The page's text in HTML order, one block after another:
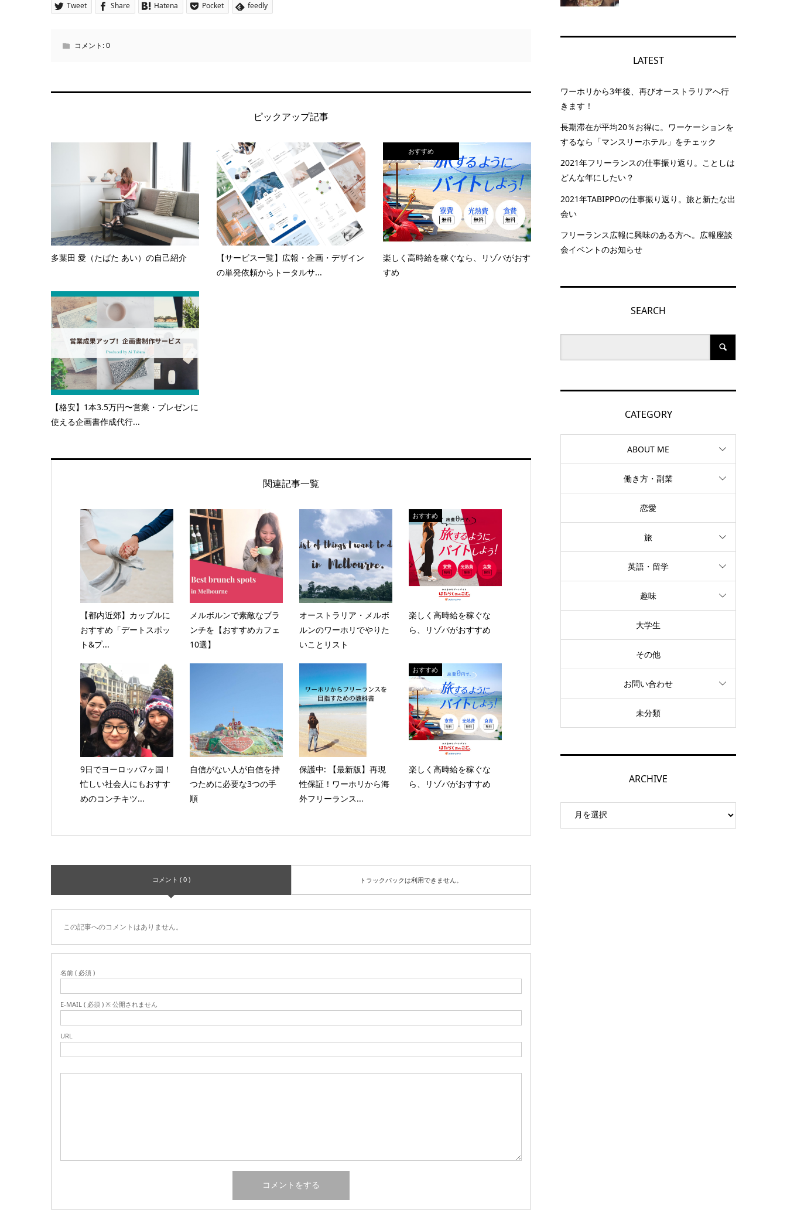
Tweet Share Hatena Pocket feedly
コメント:0
ピックアップ記事
多葉田 愛（たばた あい）の自己紹介
【サービス一覧】広報・企画・デザイン
の単発依頼からトータルサ...
おすすめ
楽しく高時給を稼ぐなら、リゾバがおす
すめ
【格安】1本3.5万円〜営業・プレゼンに
使える企画書作成代行...
関連記事一覧
【都内近郊】カップルに
おすすめ「デートスポッ
ト&プ...
メルボルンで素敵なブラ
ンチを【おすすめカフェ
10選】
オーストラリア・メルボ
ルンのワーホリでやりた
いことリスト
おすすめ
楽しく高時給を稼ぐな
ら、リゾバがおすすめ
9日でヨーロッパ7ヶ国！
忙しい社会人にもおすす
めのコンチキツ...
自信がない人が自信を持
つために必要な3つの手
順
保護中: 【最新版】再現
性保証！ワーホリから海
外フリーランス...
おすすめ
楽しく高時給を稼ぐな
ら、リゾバがおすすめ
コメント ( 0 ) トラックバックは利用できません。
この記事へのコメントはありません。
名前 ( 必須 )
E-MAIL ( 必須 ) ※ 公開されません
URL
LATEST
ワーホリから3年後、再びオーストラリアへ行
きます！
長期滞在が平均20％お得に。ワーケーションを
するなら「マンスリーホテル」をチェック
2021年フリーランスの仕事振り返り。ことしは
どんな年にしたい？
2021年TABIPPOの仕事振り返り。旅と新たな出
会い
フリーランス広報に興味のある方へ。広報座談
会イベントのお知らせ
SEARCH
CATEGORY
ABOUT ME
働き方・副業
恋愛
旅
英語・留学
趣味
大学生
その他
お問い合わせ
未分類
ARCHIVE